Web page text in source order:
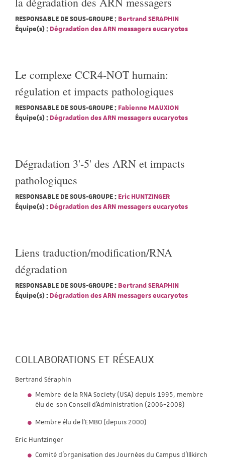
RESPONSABLE DE SOUS-GROUPE : Bertrand SERAPHIN
Équipe(s) : Dégradation des ARN messagers eucaryotes
Le complexe CCR4-NOT humain:
régulation et impacts pathologiques
RESPONSABLE DE SOUS-GROUPE : Fabienne MAUXION
Équipe(s) : Dégradation des ARN messagers eucaryotes
Dégradation 3'-5' des ARN et impacts
pathologiques
RESPONSABLE DE SOUS-GROUPE : Eric HUNTZINGER
Équipe(s) : Dégradation des ARN messagers eucaryotes
Liens traduction/modification/RNA
dégradation
RESPONSABLE DE SOUS-GROUPE : Bertrand SERAPHIN
Équipe(s) : Dégradation des ARN messagers eucaryotes
COLLABORATIONS ET RÉSEAUX
Bertrand Séraphin
Membre de la RNA Society (USA) depuis 1995, membre
élu de son Conseil d'Administration (2006-2008)
Membre élu de l'EMBO (depuis 2000)
Eric Huntzinger
Comité d’organisation des Journées du Campus d’Illkirch